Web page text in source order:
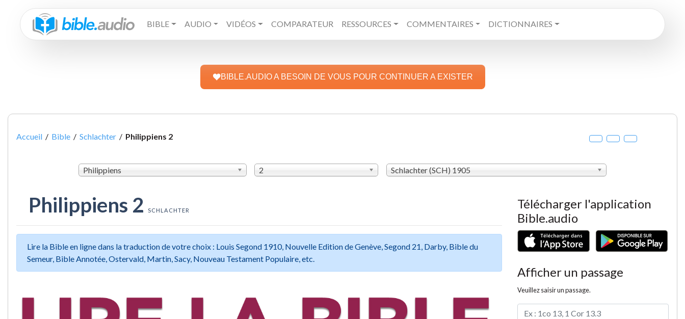
BIBLE AUDIO VIDÉOS COMPARATEUR RESSOURCES COMMENTAIRES DICTIONNAIRES
BIBLE.AUDIO A BESOIN DE VOUS POUR CONTINUER A EXISTER
Accueil / Bible / Schlachter / Philippiens 2
Philippiens 2 Schlachter (SCH) 1905
Philippiens 2 SCHLACHTER
Lire la Bible en ligne dans la traduction de votre choix : Louis Segond 1910, Nouvelle Edition de Genève, Segond 21, Darby, Bible du
Semeur, Bible Annotée, Ostervald, Martin, Sacy, Nouveau Testament Populaire, etc.
Télécharger l'application
Bible.audio
Afficher un passage
Veuillez saisir un passage.